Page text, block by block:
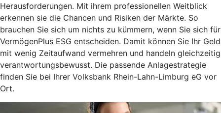
Herausforderungen. Mit ihrem professionellen Weitblick
erkennen sie die Chancen und Risiken der Märkte. So
brauchen Sie sich um nichts zu kümmern, wenn Sie sich für
VermögenPlus ESG entscheiden. Damit können Sie Ihr Geld
mit wenig Zeitaufwand vermehren und handeln gleichzeitig
verantwortungsbewusst. Die passende Anlagestrategie
finden Sie bei Ihrer Volksbank Rhein-Lahn-Limburg eG vor
Ort.